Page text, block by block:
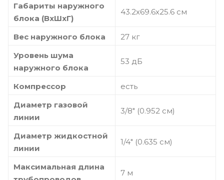
Габариты наружного
блока (ВхШхГ)
43.2х69.6х25.6 см
Вес наружного блока
27 кг
Уровень шума
наружного блока
53 дБ
Компрессор
есть
Диаметр газовой
линии
3/8" (0.952 cм)
Диаметр жидкостной
линии
1/4" (0.635 cм)
Максимальная длина
7 м